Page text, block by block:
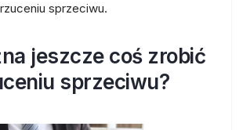
sprzeciwu.
jeszcze coś zrobić
sprzeciwu?